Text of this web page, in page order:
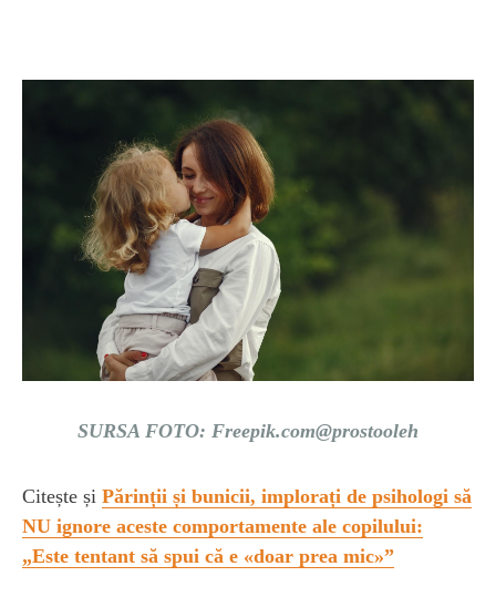
SURSA FOTO: Freepik.com@prostooleh
Citește și Părinții și bunicii, implorați de psihologi să
NU ignore aceste comportamente ale copilului:
„Este tentant să spui că e «doar prea mic»”